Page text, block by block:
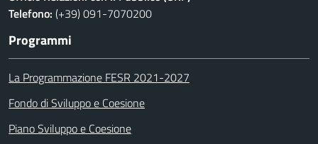
Telefono: (+39) 091-7070200
Programmi
La Programmazione FESR 2021-2027
Fondo di Sviluppo e Coesione
Piano Sviluppo e Coesione